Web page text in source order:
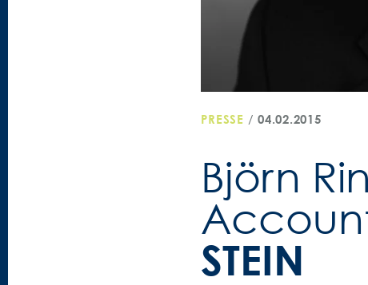
PRESSE /04.02.2015
Björn
STEIN